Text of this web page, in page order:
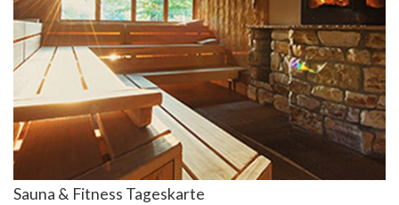
Sauna & Fitness Tageskarte